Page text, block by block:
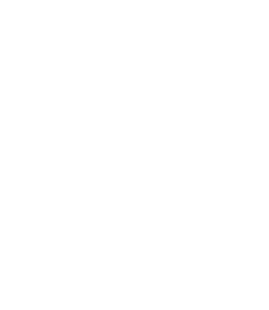
de sociedad: experta en baile, pintura y
claro que no compartía la cama con nadie.